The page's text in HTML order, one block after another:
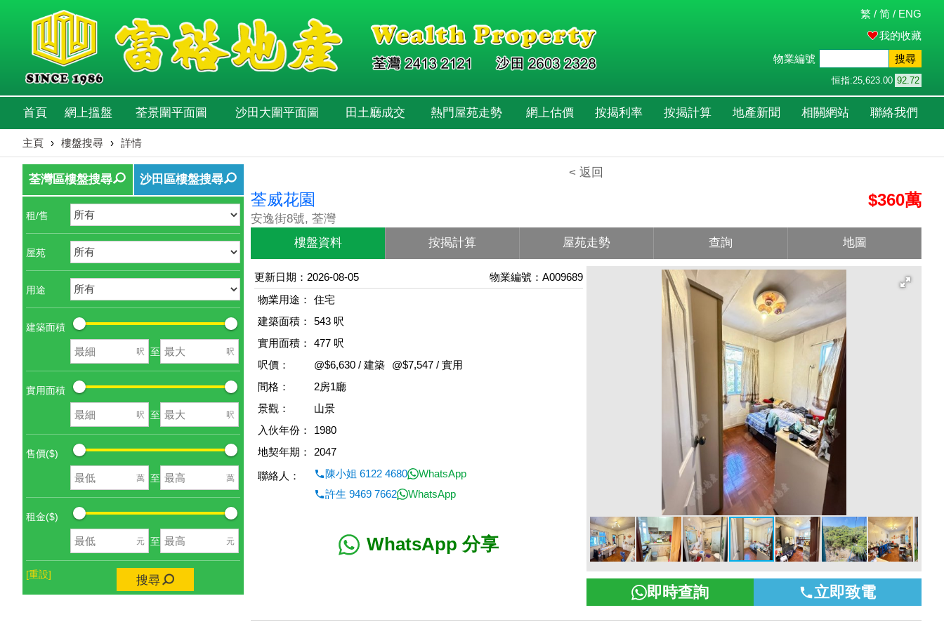
繁 / 简 / ENG
我的收藏
物業編號
搜尋
恒指:25,623.00 92.72
首頁 網上搵盤 荃景圍平面圖 沙田大圍平面圖 田土廳成交 熱門屋苑走勢 網上估價 按揭利率 按揭計算 地產新聞 相關網站 聯絡我們
主頁 › 樓盤搜尋 › 詳情
荃灣區樓盤搜尋 沙田區樓盤搜尋
租/售
屋苑
用途
建築面積
呎 至 呎
實用面積
呎 至 呎
售價($)
萬 至 萬
租金($)
元 至 元
[重設] 搜尋
< 返回
荃威花園
安逸街8號, 荃灣
$360萬
樓盤資料 按揭計算 屋苑走勢 查詢 地圖
更新日期：2026-08-05
物業編號：A009689
物業用途：
住宅
建築面積：
543 呎
實用面積：
477 呎
呎價：
@$6,630 / 建築
@$7,547 / 實用
間格：
2房1廳
景觀：
山景
入伙年份：
1980
地契年期：
2047
聯絡人：
陳小姐 6122 4680
WhatsApp
許生 9469 7662
WhatsApp
WhatsApp 分享
即時查詢 立即致電